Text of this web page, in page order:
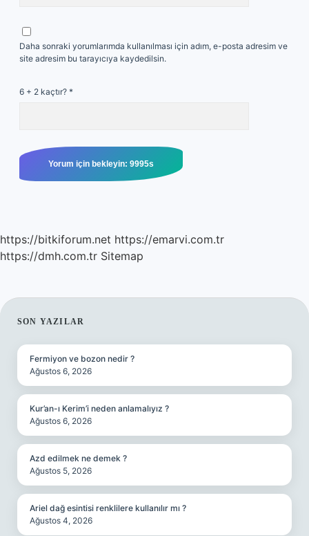
Daha sonraki yorumlarımda kullanılması için adım, e-posta adresim ve
site adresim bu tarayıcıya kaydedilsin.
6 + 2 kaçtır? *
https://bitkiforum.net https://emarvi.com.tr
https://dmh.com.tr Sitemap
SIDEBAR
SON YAZILAR
Fermiyon ve bozon nedir ?
Ağustos 6, 2026
Kur’an-ı Kerim’i neden anlamalıyız ?
Ağustos 6, 2026
Azd edilmek ne demek ?
Ağustos 5, 2026
Ariel dağ esintisi renklilere kullanılır mı ?
Ağustos 4, 2026